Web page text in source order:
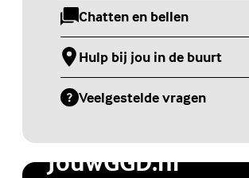
Chatten en bellen
(Externe link)
Hulp bij jou in de buurt
(Externe link)
Veelgestelde vragen
(Externe link)
Jongerenwebsite
JouwGGD.nl